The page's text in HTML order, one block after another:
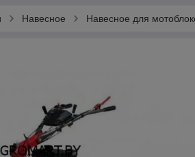
Навесное Навесное для